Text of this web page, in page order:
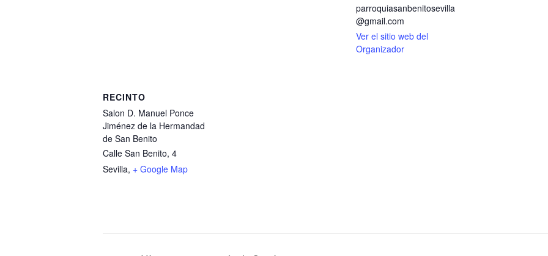
parroquiasanbenitosevilla
@gmail.com
Ver el sitio web del
Organizador
RECINTO
Salon D. Manuel Ponce
Jiménez de la Hermandad
de San Benito
Calle San Benito, 4
Sevilla, + Google Map